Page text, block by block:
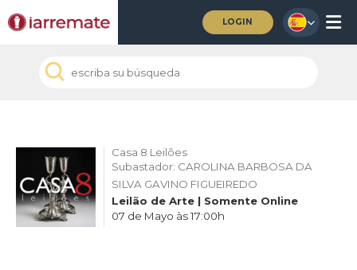
LOGIN
Casa 8 Leilões
Subastador: CAROLINA BARBOSA DA
SILVA GAVINO FIGUEIREDO
Leilão de Arte | Somente Online
07 de Mayo às 17:00h